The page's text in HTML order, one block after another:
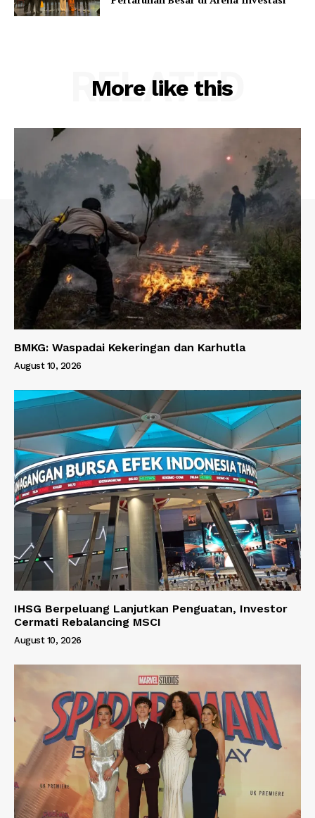
More like this
RELATED
BMKG: Waspadai Kekeringan dan Karhutla
August 10, 2026
IHSG Berpeluang Lanjutkan Penguatan, Investor
Cermati Rebalancing MSCI
August 10, 2026